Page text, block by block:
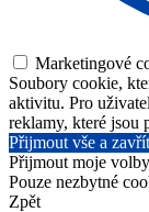
Marketingové
Soubory cookie,
aktivitu. Pro
reklamy, které jsou
Přijmout vše a zavřít
Přijmout moje volby
Pouze nezbytné
Zpět